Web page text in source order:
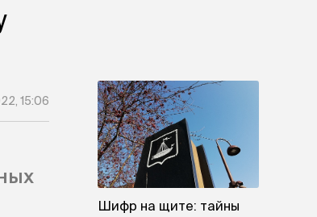
15:06
Шифр на щите: тайны